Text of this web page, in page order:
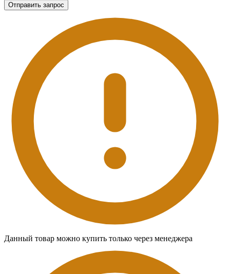
Отправить запрос
Данный товар можно купить только через менеджера